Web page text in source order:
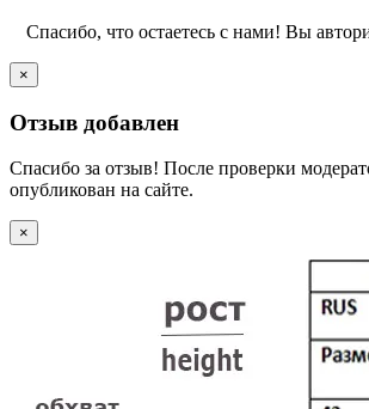
Спасибо, что остаетесь с нами! Вы
×
Отзыв добавлен
Спасибо за отзыв! После проверки
опубликован на сайте.
×